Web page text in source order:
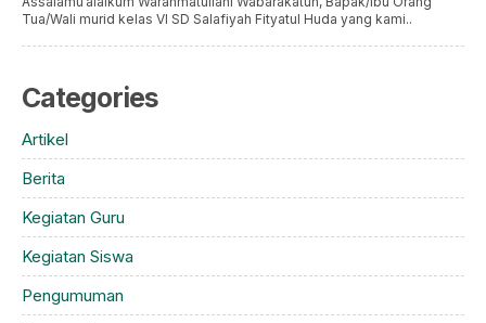
Tua/Wali murid kelas VI SD Salafiyah Fityatul Huda yang kami..
Categories
Artikel
Berita
Kegiatan Guru
Kegiatan Siswa
Pengumuman